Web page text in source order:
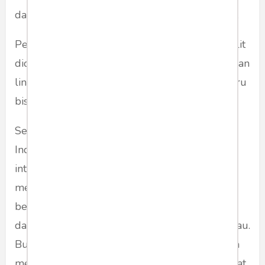
dapat lenyap dengan gerakan sosial yang kuat.
Perubahan yang cepat dan mendasar tentu sulit
dicapai. Kerap kali, gerakan sosial adalah gerakan
lintas generasi, sehingga tindakan sekarang baru
bisa dinikmati buahnya di generasi mendatang.
Semoga saya tidak bermimpi di siang bolong.
Indonesia memilih orang-orang yang punya
integritas dan berkemampuan tinggi untuk
memimpin. Setiap bidang kehidupan
berkembang pesat, sehingga cita-cita keadilan
dan kemakmuran untuk semua mulai terjangkau.
Bukankah ini alasan kita semua mendirikan dan